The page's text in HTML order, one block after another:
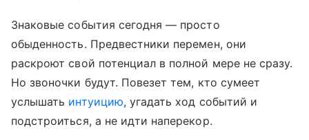
Знаковые события сегодня — просто
обыденность. Предвестники перемен, они
раскроют свой потенциал в полной мере не сразу.
Но звоночки будут. Повезет тем, кто сумеет
услышать интуицию, угадать ход событий и
подстроиться, а не идти наперекор.